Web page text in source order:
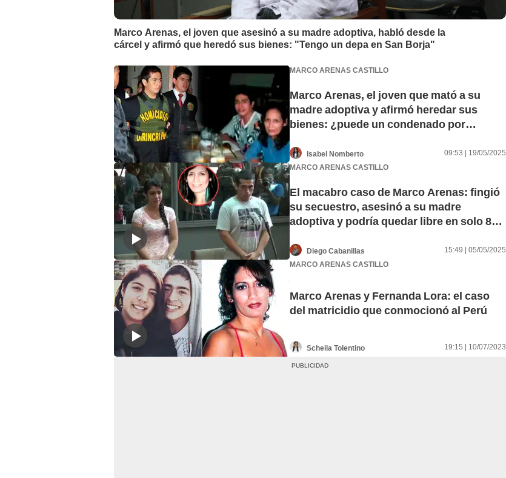
Marco Arenas, el joven que asesinó a su madre adoptiva, habló desde la
cárcel y afirmó que heredó sus bienes: "Tengo un depa en San Borja"
MARCO ARENAS CASTILLO
Marco Arenas, el joven que mató a su
madre adoptiva y afirmó heredar sus
bienes: ¿puede un condenado por
Isabel Nomberto
09:53 | 19/05/2025
MARCO ARENAS CASTILLO
El macabro caso de Marco Arenas: fingió
su secuestro, asesinó a su madre
adoptiva y podría quedar libre en solo 8
Diego Cabanillas
15:49 | 05/05/2025
MARCO ARENAS CASTILLO
Marco Arenas y Fernanda Lora: el caso
del matricidio que conmocionó al Perú
Scheila Tolentino 19:15 | 10/07/2023